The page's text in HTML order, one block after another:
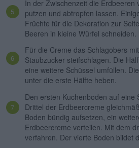
In der Zwischenzeit die Erdbeeren
putzen und abtropfen lassen.
Früchte für die Dekoration zur
Beeren in kleine Würfel schneiden.
Für die Creme das Schlagobers
Staubzucker steifschlagen. Die
eine weitere Schüssel umfüllen.
unter die erste Hälfte heben.
Den ersten Kuchenboden auf eine
Drittel der Erdbeercreme
Boden bündig aufsetzen, ein
Erdbeercreme verteilen. Mit dem
verfahren. Der vierte Boden bildet